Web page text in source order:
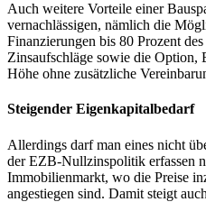
Auch weitere Vorteile einer
vernachlässigen, nämlich die
Finanzierungen bis 80 Prozent
Zinsaufschläge sowie die Option,
Höhe ohne zusätzliche
Steigender Eigenkapitalbedarf
Allerdings darf man eines nicht
der EZB-Nullzinspolitik erfassen
Immobilienmarkt, wo die Preise
angestiegen sind. Damit steigt